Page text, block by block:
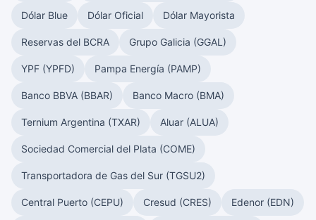
Dólar Blue Dólar Oficial Dólar Mayorista
Reservas del BCRA Grupo Galicia (GGAL)
YPF (YPFD) Pampa Energía (PAMP)
Banco BBVA (BBAR) Banco Macro (BMA)
Ternium Argentina (TXAR) Aluar (ALUA)
Sociedad Comercial del Plata (COME)
Transportadora de Gas del Sur (TGSU2)
Central Puerto (CEPU) Cresud (CRES) Edenor (EDN)